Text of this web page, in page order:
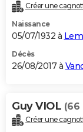
Créer une
Naissance
05/07/1932 à
Décès
26/08/2017 à
Guy VIOL (66
Créer une